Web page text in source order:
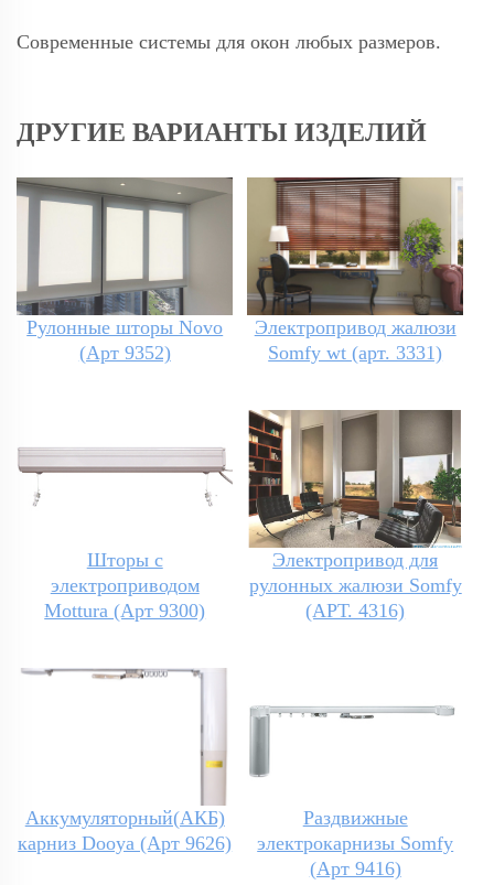
Современные системы для окон любых размеров.
ДРУГИЕ ВАРИАНТЫ ИЗДЕЛИЙ
Рулонные шторы Novo
(Арт 9352)
Электропривод жалюзи
Somfy wt (арт. 3331)
Шторы с
электроприводом
Mottura (Арт 9300)
Электропривод для
рулонных жалюзи Somfy
(АРТ. 4316)
Аккумуляторный(АКБ)
карниз Dooya (Арт 9626)
Раздвижные
электрокарнизы Somfy
(Арт 9416)